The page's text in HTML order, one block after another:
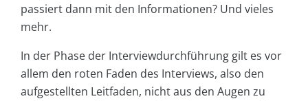
passiert dann mit den Informationen? Und vieles
mehr.
In der Phase der Interviewdurchführung gilt es vor
allem den roten Faden des Interviews, also den
aufgestellten Leitfaden, nicht aus den Augen zu